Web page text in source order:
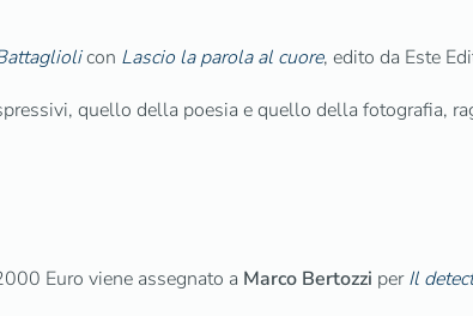
con Lascio la parola al cuore, edito da Este
quello della poesia e quello della fotografia,
Euro viene assegnato a Marco Bertozzi perIl